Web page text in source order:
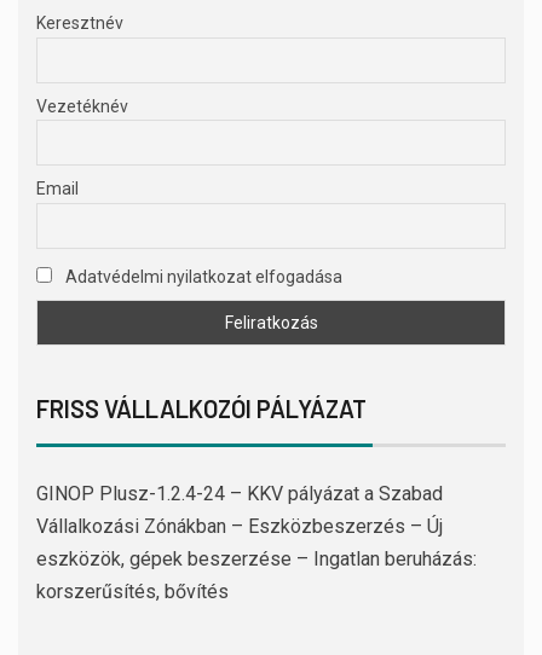
Keresztnév
Vezetéknév
Email
Adatvédelmi nyilatkozat elfogadása
FRISS VÁLLALKOZÓI PÁLYÁZAT
GINOP Plusz-1.2.4-24 – KKV pályázat a Szabad
Vállalkozási Zónákban – Eszközbeszerzés – Új
eszközök, gépek beszerzése – Ingatlan beruházás:
korszerűsítés, bővítés